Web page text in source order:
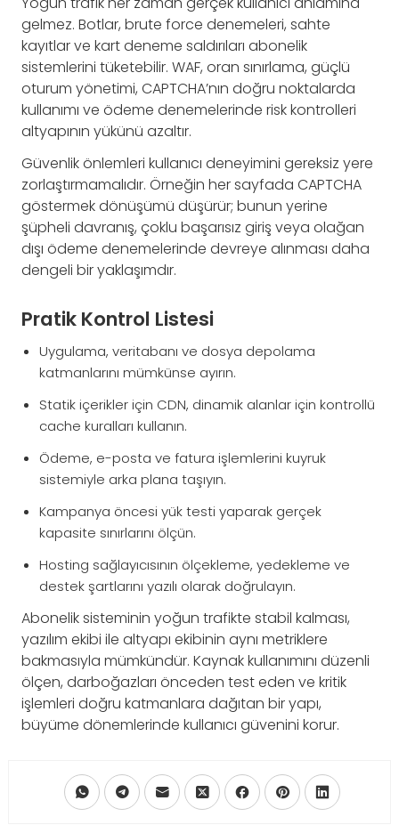
gelmez. Botlar, brute force denemeleri, sahte
kayıtlar ve kart deneme saldırıları abonelik
sistemlerini tüketebilir. WAF, oran sınırlama, güçlü
oturum yönetimi, CAPTCHA’nın doğru noktalarda
kullanımı ve ödeme denemelerinde risk kontrolleri
altyapının yükünü azaltır.
Güvenlik önlemleri kullanıcı deneyimini gereksiz yere
zorlaştırmamalıdır. Örneğin her sayfada CAPTCHA
göstermek dönüşümü düşürür; bunun yerine
şüpheli davranış, çoklu başarısız giriş veya olağan
dışı ödeme denemelerinde devreye alınması daha
dengeli bir yaklaşımdır.
Pratik Kontrol Listesi
Uygulama, veritabanı ve dosya depolama
katmanlarını mümkünse ayırın.
Statik içerikler için CDN, dinamik alanlar için kontrollü
cache kuralları kullanın.
Ödeme, e-posta ve fatura işlemlerini kuyruk
sistemiyle arka plana taşıyın.
Kampanya öncesi yük testi yaparak gerçek
kapasite sınırlarını ölçün.
Hosting sağlayıcısının ölçekleme, yedekleme ve
destek şartlarını yazılı olarak doğrulayın.
Abonelik sisteminin yoğun trafikte stabil kalması,
yazılım ekibi ile altyapı ekibinin aynı metriklere
bakmasıyla mümkündür. Kaynak kullanımını düzenli
ölçen, darboğazları önceden test eden ve kritik
işlemleri doğru katmanlara dağıtan bir yapı,
büyüme dönemlerinde kullanıcı güvenini korur.